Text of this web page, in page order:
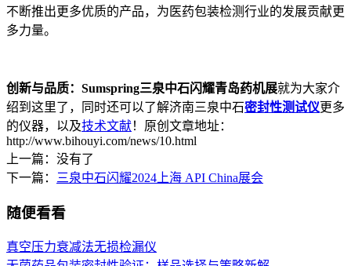
不断推出更多优质的产品，为医药包装检测行业的发展贡献更
多力量。
创新与品质：Sumspring三泉中石闪耀青岛药机展就为大家介
绍到这里了，同时还可以了解济南三泉中石密封性测试仪更多
的仪器，以及技术文献！原创文章地址：
http://www.bihouyi.com/news/10.html
上一篇：没有了
下一篇：
三泉中石闪耀2024上海 API China展会
随便看看
真空压力衰减法无损检漏仪